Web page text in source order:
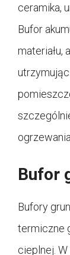
ceramika,
Bufor
materiału,
Bufor
Bufory
termiczne
cieplnej.